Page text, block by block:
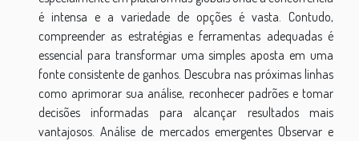
é intensa e a variedade de opções é vasta. Contudo,
compreender as estratégias e ferramentas adequadas é
essencial para transformar uma simples aposta em uma
fonte consistente de ganhos. Descubra nas próximas linhas
como aprimorar sua análise, reconhecer padrões e tomar
decisões informadas para alcançar resultados mais
vantajosos. Análise de mercados emergentes Observar e